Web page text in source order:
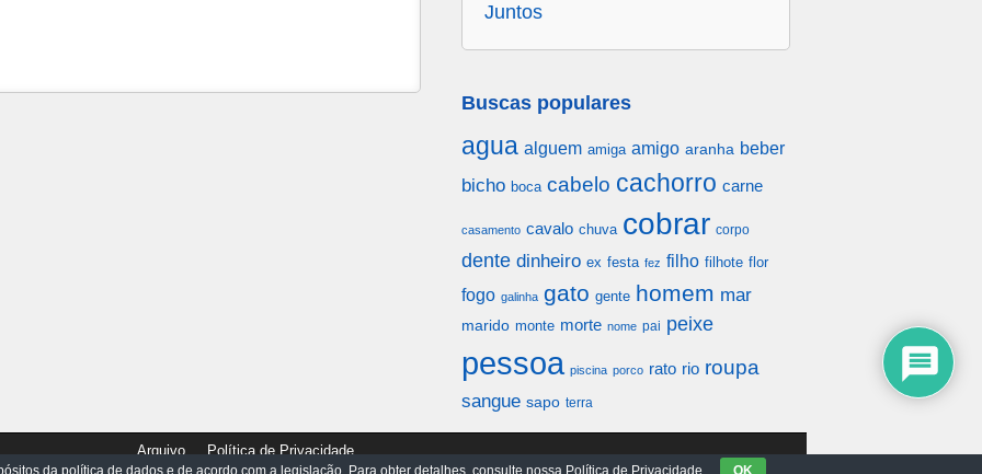
Juntos
Buscas populares
agua alguem amiga amigo aranha beber
bicho boca cabelo cachorro carne
casamento cavalo chuva cobrar corpo
dente dinheiro ex festa fez filho filhote flor
fogo galinha gato gente homem mar
marido monte morte nome pai peixe
pessoa piscina porco rato rio roupa
sangue sapo terra
Arquivo Política de Privacidade
da política de dados e de acordo com a legislação. Para obter detalhes, consulte nossa Política de Privacidade. OK